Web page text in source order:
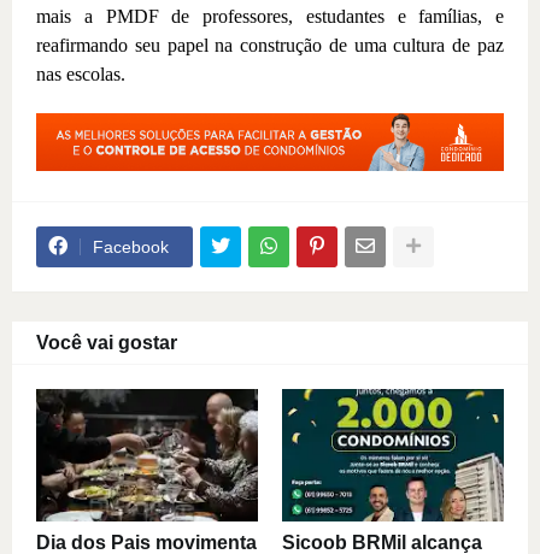
mais a PMDF de professores, estudantes e famílias, e
reafirmando seu papel na construção de uma cultura de paz
nas escolas.
Facebook
Você vai gostar
Dia dos Pais movimenta
Sicoob BRMil alcança